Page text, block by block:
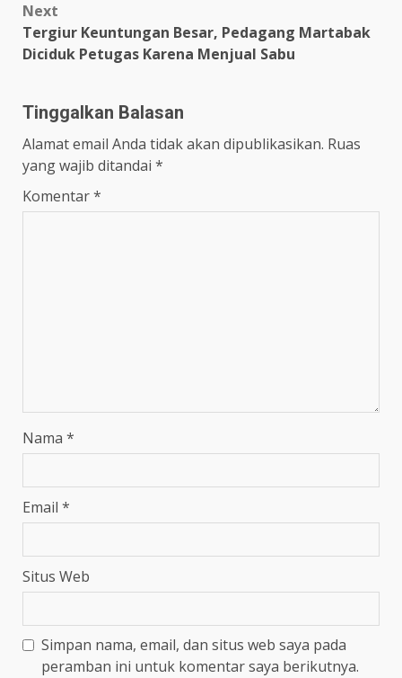
Next
Tergiur Keuntungan Besar, Pedagang Martabak
Diciduk Petugas Karena Menjual Sabu
Tinggalkan Balasan
Alamat email Anda tidak akan dipublikasikan. Ruas
yang wajib ditandai *
Komentar*
Nama *
Email *
Situs Web
Simpan nama, email, dan situs web saya pada
peramban ini untuk komentar saya berikutnya.